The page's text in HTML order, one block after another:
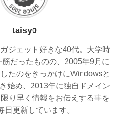
taisy0
ジェット好きな40代。大学時
だったものの、2005年9月に
たのをきっかけにWindowsと
始め、2013年に独自ドメイン
り早く情報をお伝えする事を
日更新しています。